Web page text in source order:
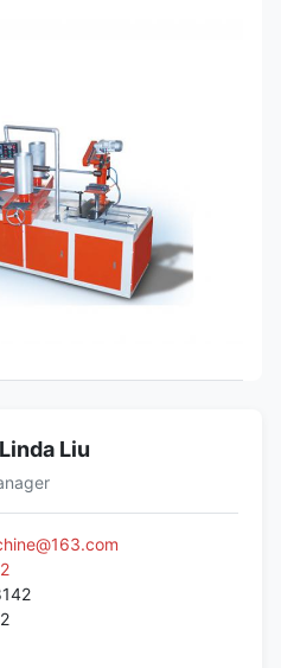
Antrieb mit 2
Rädern
Motor Shanghai
Ott des Gangs
0.4kw
Liu